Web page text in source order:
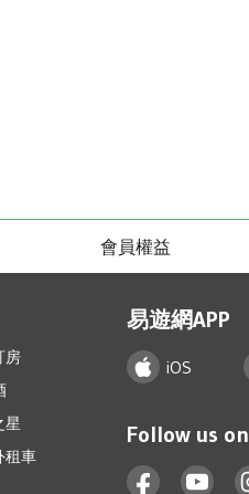
會員權益
房
星
租車
易遊網APP
iOS
Follow us on